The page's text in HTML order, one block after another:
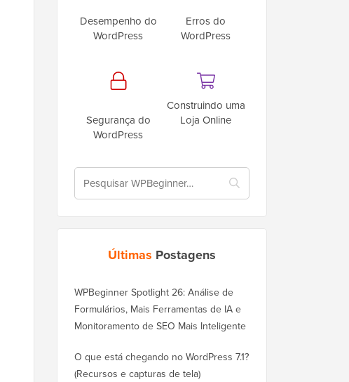
Desempenho do
WordPress
Erros do
WordPress
Segurança do
WordPress
Construindo uma
Loja Online
Últimas Postagens
WPBeginner Spotlight 26: Análise de
Formulários, Mais Ferramentas de IA e
Monitoramento de SEO Mais Inteligente
O que está chegando no WordPress 7.1?
(Recursos e capturas de tela)